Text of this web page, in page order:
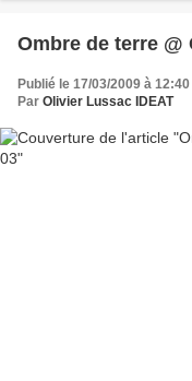
Ombre de terre @
Publié le 17/03/2009 à 12:40
Par Olivier Lussac IDEAT